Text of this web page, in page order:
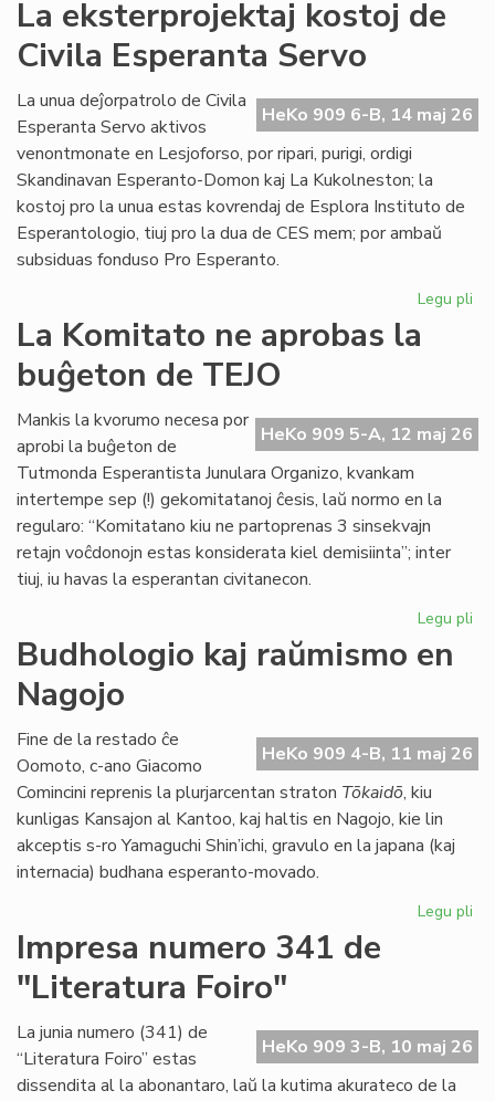
tuj
La eksterprojektaj kostoj de
Civila Esperanta Servo
HeKo 909 6-B, 14 maj 26
La unua deĵorpatrolo de Civila
Esperanta Servo aktivos
venontmonate en Lesjoforso, por ripari, purigi, ordigi
Skandinavan Esperanto-Domon kaj La Kukolneston; la
kostoj pro la unua estas kovrendaj de Esplora Instituto de
Esperantologio, tiuj pro la dua de CES mem; por ambaŭ
subsiduas fonduso Pro Esperanto.
Legu pli
La Komitato ne aprobas la
buĝeton de TEJO
HeKo 909 5-A, 12 maj 26
Mankis la kvorumo necesa por
aprobi la buĝeton de
Tutmonda Esperantista Junulara Organizo, kvankam
intertempe sep (!) gekomitatanoj ĉesis, laŭ normo en la
regularo: “Komitatano kiu ne partoprenas 3 sinsekvajn
retajn voĉdonojn estas konsiderata kiel demisiinta”; inter
tiuj, iu havas la esperantan civitanecon.
Legu pli
la
Budhologio kaj raŭmismo en
Nagojo
HeKo 909 4-B, 11 maj 26
Fine de la restado ĉe
Oomoto, c-ano Giacomo
Comincini reprenis la plurjarcentan straton Tōkaidō, kiu
kunligas Kansajon al Kantoo, kaj haltis en Nagojo, kie lin
akceptis s-ro Yamaguchi Shin’ichi, gravulo en la japana (kaj
internacia) budhana esperanto-movado.
Legu pli
Impresa numero 341 de
"Literatura Foiro"
HeKo 909 3-B, 10 maj 26
La junia numero (341) de
“Literatura Foiro” estas
dissendita al la abonantaro, laŭ la kutima akurateco de la